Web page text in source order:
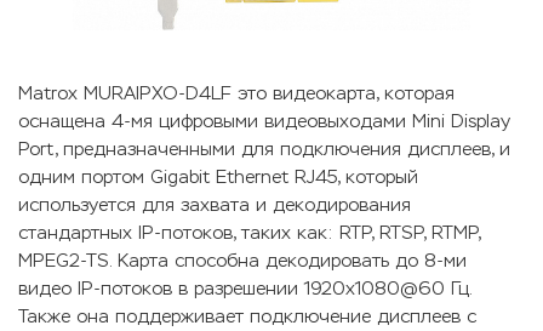
Matrox MURAIPXO-D4LF это видеокарта, которая
оснащена 4-мя цифровыми видеовыходами Mini Display
Port, предназначенными для подключения дисплеев, и
одним портом Gigabit Ethernet RJ45, который
используется для захвата и декодирования
стандартных IP-потоков, таких как: RTP, RTSP, RTMP,
MPEG2-TS. Карта способна декодировать до 8-ми
видео IP-потоков в разрешении 1920х1080@60 Гц.
Также она поддерживает подключение дисплеев с